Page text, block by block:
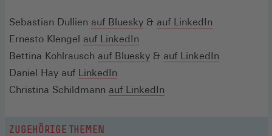
Fenster)
einem
neuen
Fenster)
Sebastian Dullien auf (Öffnet
in
einem
neuen
Fenster)
Bluesky(Öffnet
einem
Fenster)
& auf LinkedIn
einem
Ernesto Klengel auf LinkedIn
in
neuen
Bettina Kohlrausch auf Bluesky(Öffnet
einem
& auf LinkedIn
Daniel Hay auf LinkedIn
in
Christina Schildmann auf LinkedIn
ZUGEHÖRIGE THEMEN